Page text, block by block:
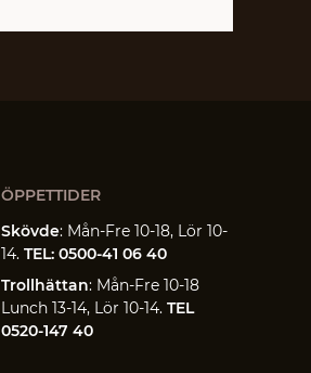
ÖPPETTIDER
Skövde: Mån-Fre 10-18, Lör 10-
14.TEL: 0500-41 06 40
Trollhättan: Mån-Fre 10-18
Lunch 13-14, Lör 10-14.TEL
0520-147 40